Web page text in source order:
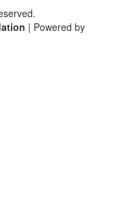
| Powered by